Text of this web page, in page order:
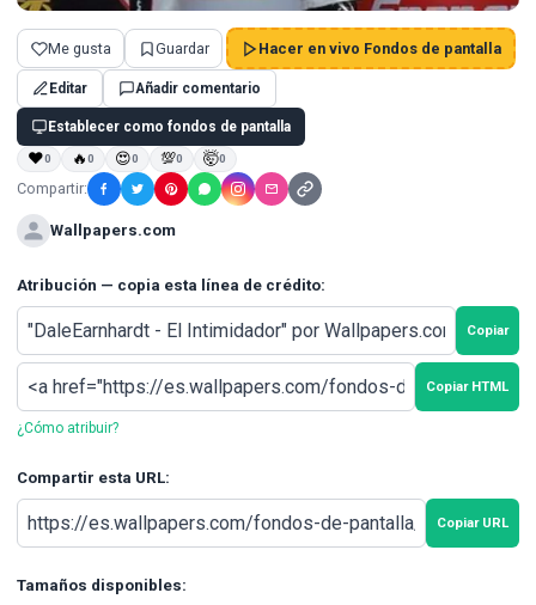
Me gusta Guardar Hacer en vivo Fondos de pantalla
Editar Añadir comentario
Establecer como fondos de pantalla
❤0 🔥0 😍0 💯0 🤯0
Compartir:
Wallpapers.com
Atribución — copia esta línea de crédito:
Copiar
Copiar HTML
¿Cómo atribuir?
Compartir esta URL:
Copiar URL
Tamaños disponibles: